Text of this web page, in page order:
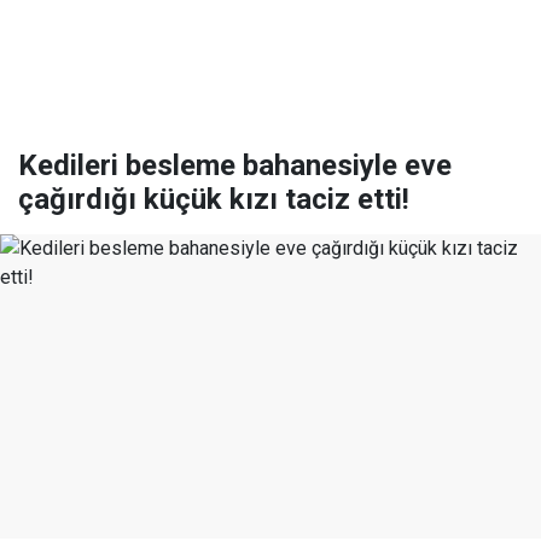
Kedileri besleme bahanesiyle eve
çağırdığı küçük kızı taciz etti!